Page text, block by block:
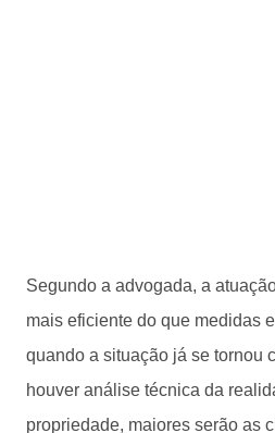
Segundo a advogada, a
mais eficiente do que medidas
quando a situação já se tornou
houver análise técnica da
propriedade, maiores serão as